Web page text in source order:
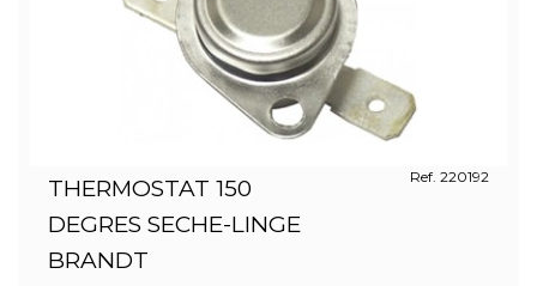
THERMOSTAT 150
DEGRES SECHE-LINGE
BRANDT
Ref. 220192